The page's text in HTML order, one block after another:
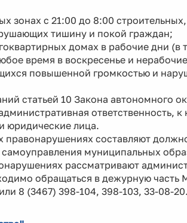
зонах с 21:00 до 8:00
тишину и покой граждан;
домах в рабочие дни (в
время в воскресенье и
повышенной громкостью и
статьей 10 Закона автономного
ответственность,
юридические лица.
составляют
муниципальных
рассматривают
обращаться в дежурную
8 (3467) 398-104, 398-103, 33-08-20.